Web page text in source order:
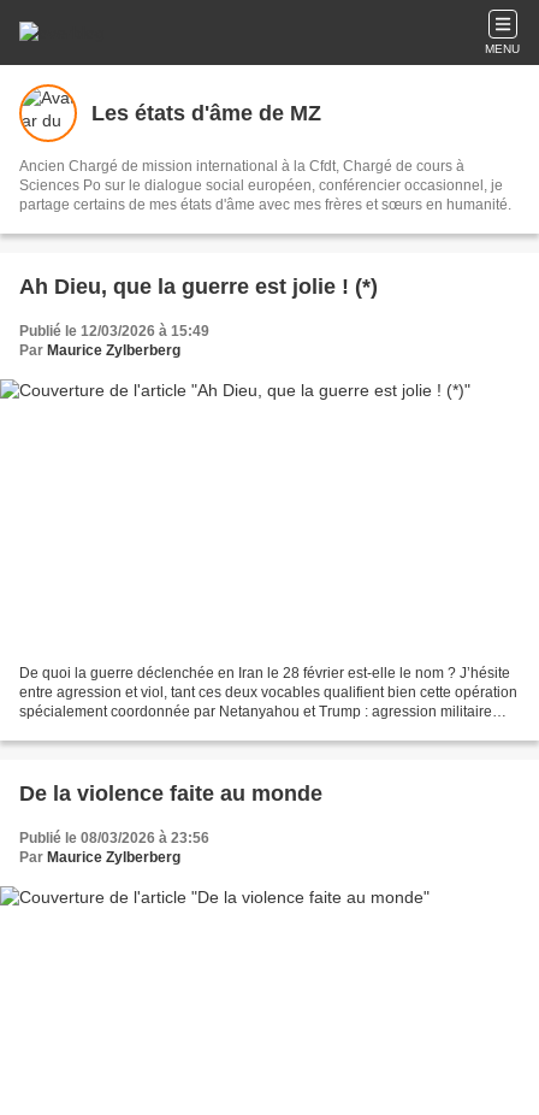
MENU
Les états d'âme de MZ
Ancien Chargé de mission international à la Cfdt, Chargé de cours à
Sciences Po sur le dialogue social européen, conférencier occasionnel, je
partage certains de mes états d'âme avec mes frères et sœurs en humanité.
Ah Dieu, que la guerre est jolie ! (*)
Publié le 12/03/2026 à 15:49
Par Maurice Zylberberg
De quoi la guerre déclenchée en Iran le 28 février est-elle le nom ? J’hésite
entre agression et viol, tant ces deux vocables qualifient bien cette opération
spécialement coordonnée par Netanyahou et Trump : agression militaire
De la violence faite au monde
Publié le 08/03/2026 à 23:56
Par Maurice Zylberberg